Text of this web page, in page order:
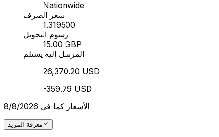
Nationwide
سعر الصرف
1.319500
رسوم التحويل
15.00 GBP
المرسل إليه يستلم
26,370.20 USD
-359.79 USD
الأسعار كما في 8/8/2026
معرفة المزيد